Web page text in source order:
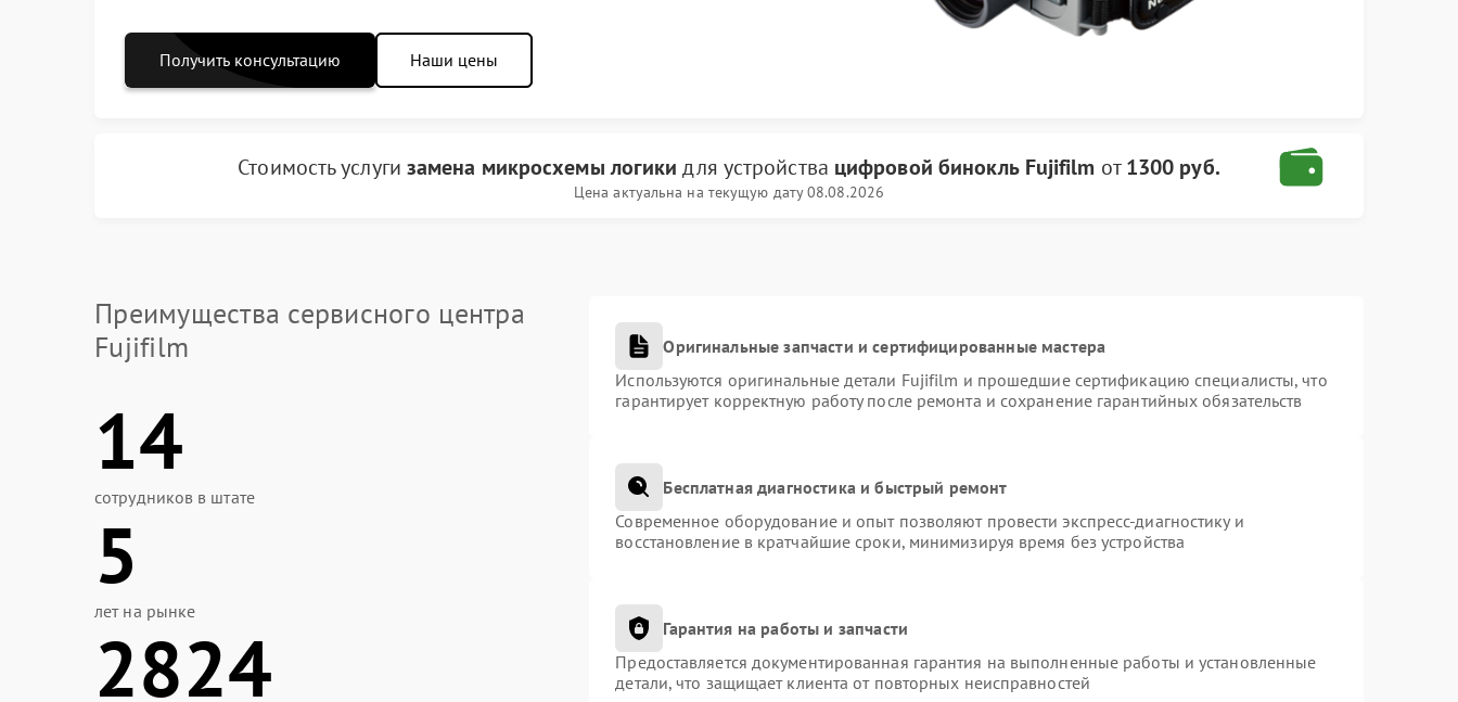
Получить консультацию Наши цены
Стоимость услуги замена микросхемы логики для устройства цифровой бинокль Fujifilm от1300 руб.
Цена актуальна на текущую дату 08.08.2026
Преимущества сервисного центра
Fujifilm
14
сотрудников в штате
5
лет на рынке
2824
Оригинальные запчасти и сертифицированные мастера
Используются оригинальные детали Fujifilm и прошедшие сертификацию специалисты, что
гарантирует корректную работу после ремонта и сохранение гарантийных обязательств
Бесплатная диагностика и быстрый ремонт
Современное оборудование и опыт позволяют провести экспресс-диагностику и
восстановление в кратчайшие сроки, минимизируя время без устройства
Гарантия на работы и запчасти
Предоставляется документированная гарантия на выполненные работы и установленные
детали, что защищает клиента от повторных неисправностей